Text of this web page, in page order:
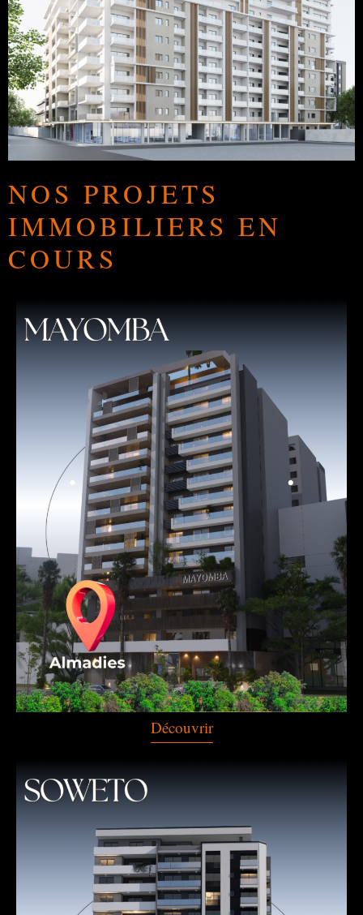
NOS PROJETS
IMMOBILIERS EN
COURS
Découvrir